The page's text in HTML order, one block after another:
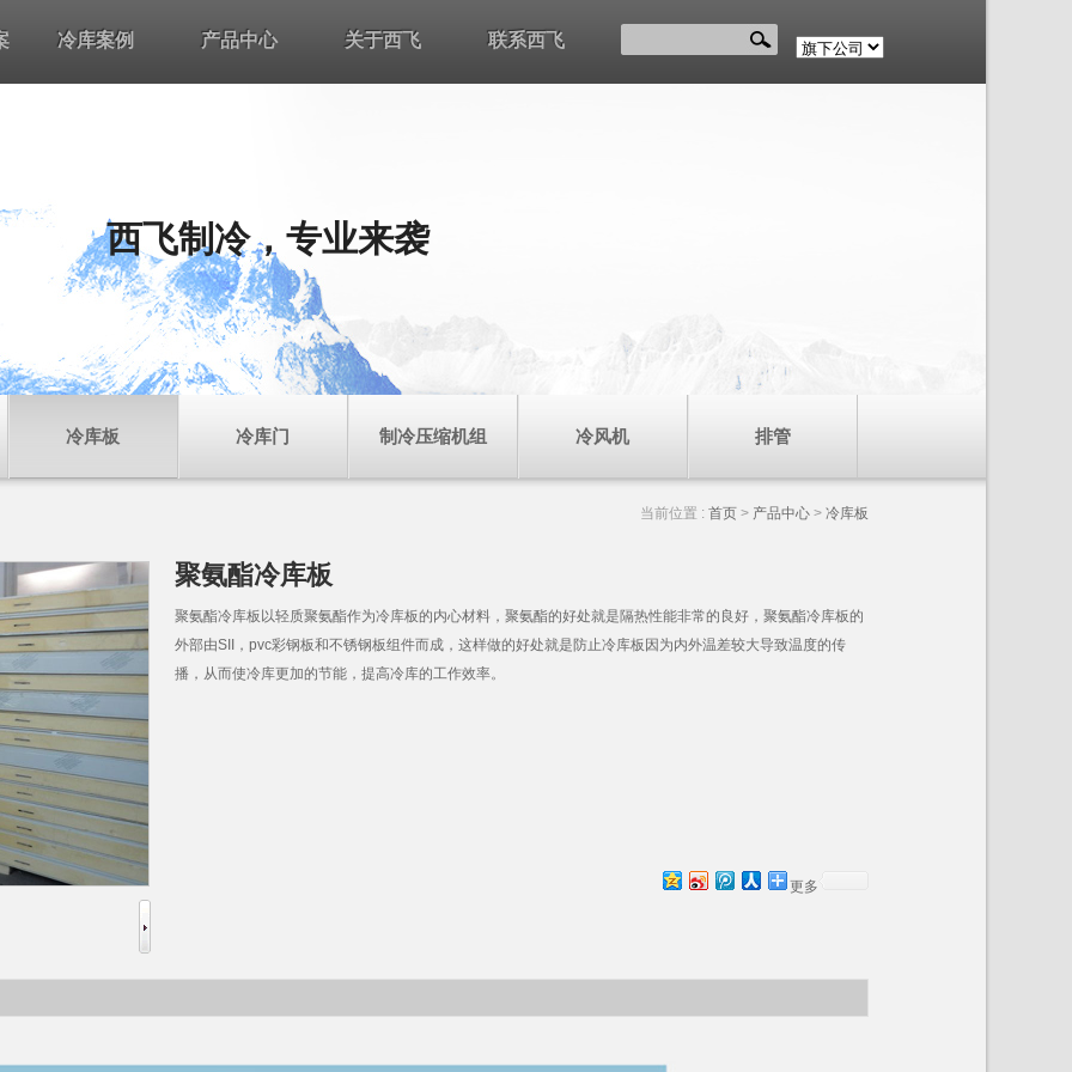
冷库案例 产品中心 关于西飞 联系西飞
西飞制冷，专业来袭
冷库板 冷库门 制冷压缩机组 冷风机 排管
当前位置 : 首页> 产品中心> 冷库板
聚氨酯冷库板
聚氨酯冷库板以轻质聚氨酯作为冷库板的内心材料，聚氨酯的好处就是隔热性能非常的良好，聚氨酯冷库板的
外部由SII，pvc彩钢板和不锈钢板组件而成，这样做的好处就是防止冷库板因为内外温差较大导致温度的传
播，从而使冷库更加的节能，提高冷库的工作效率。
更多